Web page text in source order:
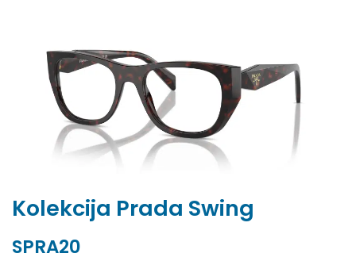
Kolekcija Prada Swing
SPRA20